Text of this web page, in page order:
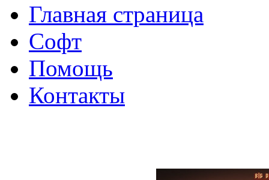
Главная страница
Софт
Помощь
Контакты